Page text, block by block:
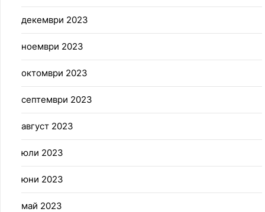
декември 2023
ноември 2023
октомври 2023
септември 2023
август 2023
юли 2023
юни 2023
май 2023